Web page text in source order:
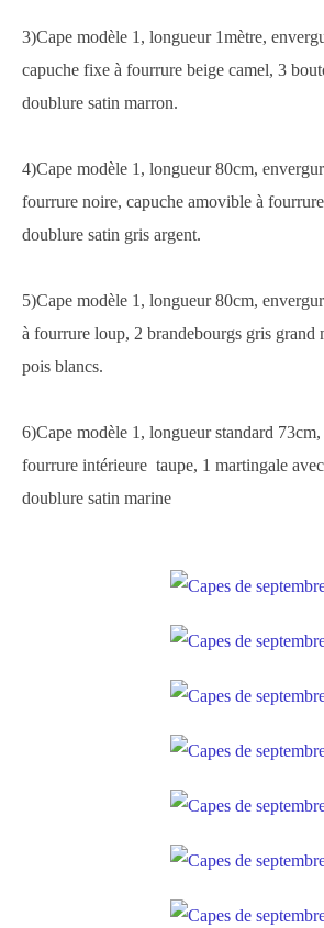
3)Cape modèle 1, longueur 1mètre,
capuche fixe à fourrure beige camel, 3
doublure satin marron.
4)Cape modèle 1, longueur 80cm,
fourrure noire, capuche amovible à
doublure satin gris argent.
5)Cape modèle 1, longueur 80cm,
à fourrure loup, 2 brandebourgs gris grand
pois blancs.
6)Cape modèle 1, longueur standard
fourrure intérieure taupe, 1 martingale
doublure satin marine